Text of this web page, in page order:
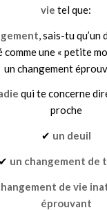
vietel que:
, sais-tu
une « petite
un changement
qui te concerne
proche
✔ un deuil
✔ un changement de
de vie
éprouvant